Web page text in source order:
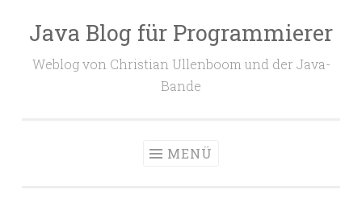
Zum
springen
Java Blog für Programmierer
Weblog von Christian Ullenboom und der Java-
Bande
MENÜ